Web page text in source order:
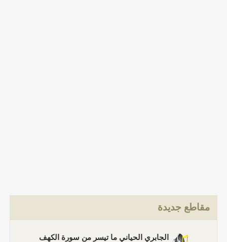
مقاطع جديدة
الجابري الحياني ما تيسر من سورة الكهف